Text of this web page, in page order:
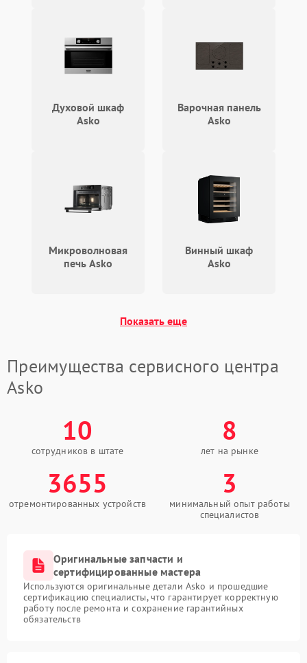
Духовой шкаф
Asko
Варочная панель
Asko
Микроволновая
печь Asko
Винный шкаф
Asko
Показать еще
Преимущества сервисного центра
Asko
10
сотрудников в штате
8
лет на рынке
3655
отремонтированных устройств
3
минимальный опыт работы
специалистов
Оригинальные запчасти и
сертифицированные мастера
Используются оригинальные детали Asko и прошедшие
сертификацию специалисты, что гарантирует корректную
работу после ремонта и сохранение гарантийных
обязательств